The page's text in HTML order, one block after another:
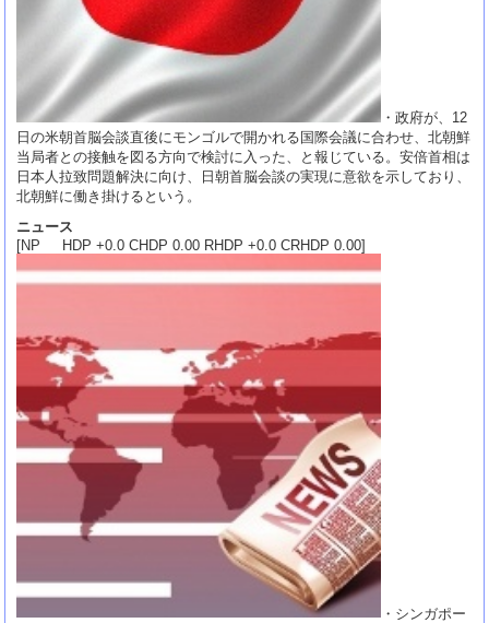
・政府が、12
日の米朝首脳会談直後にモンゴルで開かれる国際会議に合わせ、北朝鮮
当局者との接触を図る方向で検討に入った、と報じている。安倍首相は
日本人拉致問題解決に向け、日朝首脳会談の実現に意欲を示しており、
北朝鮮に働き掛けるという。
ニュース
[NP HDP +0.0 CHDP 0.00 RHDP +0.0 CRHDP 0.00]
・シンガポー